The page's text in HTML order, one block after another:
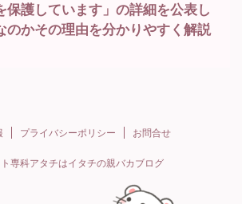
保護しています」の詳細を公表し
のかその理由を分かりやすく解説
プライバシーポリシー お問合せ
専科アタチはイタチの親バカブログ